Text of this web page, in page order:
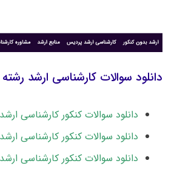
دانلود سوالات کارشناسی ارشد
دانلود سوالات کنکور کارشناسی ارشد ۱۴۰۰ طراحی
دانلود سوالات کنکور کارشناسی ارشد ۹۹ طراحی شهری
دانلود سوالات کنکور کارشناسی ارشد ۹۸ طراحی